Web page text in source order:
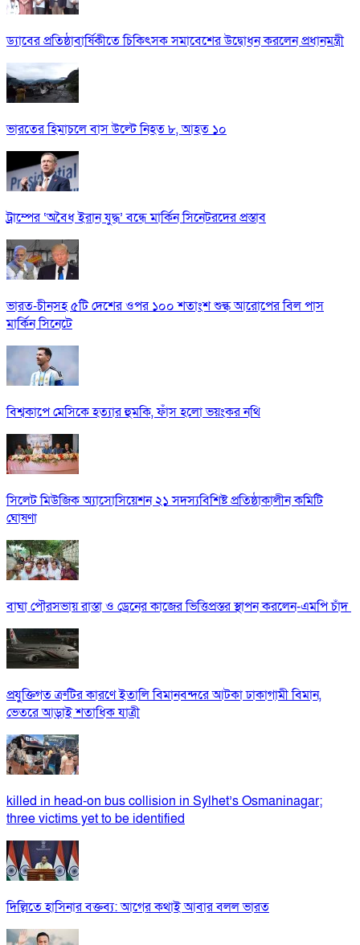
ড্যাবের প্রতিষ্ঠাবার্ষিকীতে চিকিৎসক সমাবেশের উদ্বোধন করলেন প্রধানমন্ত্রী
ভারতের হিমাচলে বাস উল্টে নিহত ৮, আহত ১০
ট্রাম্পের ‘অবৈধ ইরান যুদ্ধ’ বন্ধে মার্কিন সিনেটরদের প্রস্তাব
ভারত-চীনসহ ৫টি দেশের ওপর ১০০ শতাংশ শুল্ক আরোপের বিল পাস
মার্কিন সিনেটে
বিশ্বকাপে মেসিকে হত্যার হুমকি, ফাঁস হলো ভয়ংকর নথি
সিলেট মিউজিক অ্যাসোসিয়েশন ২১ সদস্যবিশিষ্ট প্রতিষ্ঠাকালীন কমিটি
ঘোষণা
বাঘা পৌরসভায় রাস্তা ও ড্রেনের কাজের ভিত্তিপ্রস্তর স্থাপন করলেন-এমপি চাঁদ
প্রযুক্তিগত ত্রুটির কারণে ইতালি বিমানবন্দরে আটকা ঢাকাগামী বিমান,
ভেতরে আড়াই শতাধিক যাত্রী
killed in head-on bus collision in Sylhet’s Osmaninagar;
three victims yet to be identified
দিল্লিতে হাসিনার বক্তব্য: আগের কথাই আবার বলল ভারত